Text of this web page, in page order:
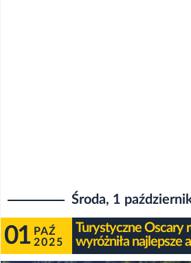
Środa, 1
01 PAŹ
2025
Turystyczne Oscary
wyróżniła najlepsze